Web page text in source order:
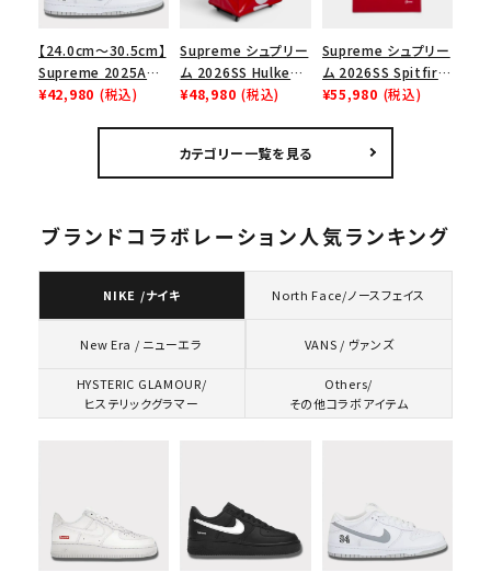
【24.0cm～30.5cm】
Supreme 2025AW
Nike SB Dunk Low
¥42,980 (税込)
Supreme シュプリー
ム 2026SS Hulken
Rolling Tote
レッド
¥48,980 (税込)
Supreme シュプリー
ム 2026SS Spitfire
Football Jersey
¥55,980 (税込)
カテゴリー一覧を見る
ブランドコラボレーション人気ランキング
NIKE /ナイキ North Face/ノースフェイス
New Era / ニューエラ VANS / ヴァンズ
HYSTERIC GLAMOUR/
ヒステリックグラマー
Others/
その他コラボアイテム